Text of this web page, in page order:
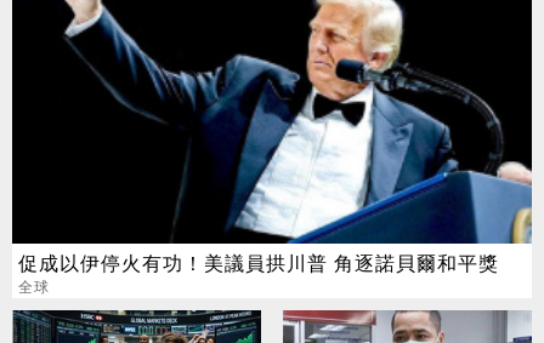
促成以伊停火有功！美議員拱川普 角逐諾貝爾和平獎
全球